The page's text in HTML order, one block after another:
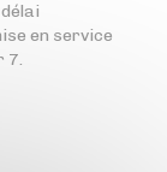
en service
7.